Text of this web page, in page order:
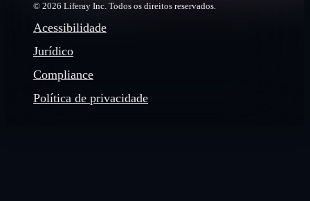
© 2026 Liferay Inc. Todos os direitos reservados.
Acessibilidade
Jurídico
Compliance
Política de privacidade